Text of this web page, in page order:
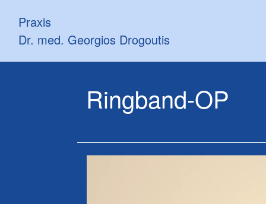
Praxis
Dr. med. Georgios Drogoutis
Ringband-OP